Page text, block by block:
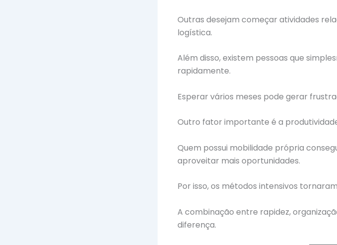
Outras desejam começar atividades
logística.
Além disso, existem pessoas que
rapidamente.
Esperar vários meses pode gerar
Outro fator importante é a
Quem possui mobilidade própria
aproveitar mais oportunidades.
Por isso, os métodos intensivos
A combinação entre rapidez,
diferença.